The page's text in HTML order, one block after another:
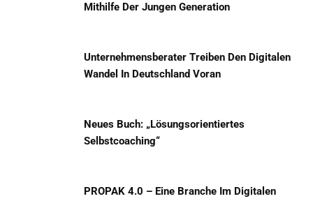
Mithilfe Der Jungen Generation
Unternehmensberater Treiben Den Digitalen
Wandel In Deutschland Voran
Neues Buch: „Lösungsorientiertes
Selbstcoaching“
PROPAK 4.0 – Eine Branche Im Digitalen